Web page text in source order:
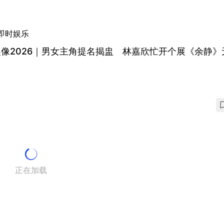
时娱乐
2026｜男女主角提名揭盅 林嘉欣忙开个展《余静》
正在加载